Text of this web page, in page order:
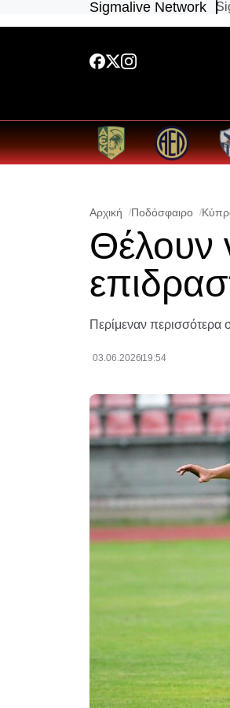
Sigmalive Network
Αρχική Ποδόσφαιρο
Θέλουν
Περίμεναν
03.06.2026 19:54